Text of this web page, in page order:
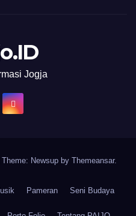
Jogja
Theme: Newsup by Themeansar.
Pameran Seni Budaya